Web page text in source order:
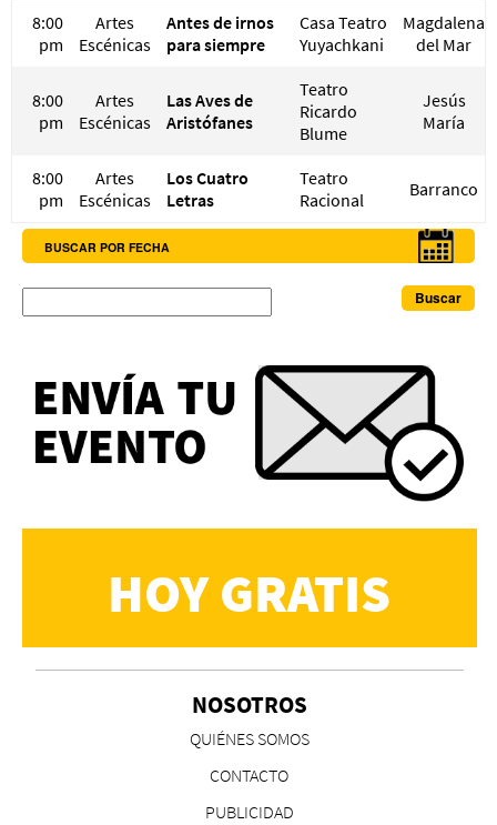
8:00
pm
Artes
Escénicas
Antes de irnos
para siempre
Casa Teatro
Yuyachkani
Magdalena
del Mar
8:00
pm
Artes
Escénicas
Las Aves de
Aristófanes
Teatro
Ricardo
Blume
Jesús
María
8:00
pm
Artes
Escénicas
Los Cuatro
Letras
Teatro
Racional
Barranco
BUSCAR POR FECHA
HOY GRATIS
NOSOTROS
QUIÉNES SOMOS
CONTACTO
PUBLICIDAD